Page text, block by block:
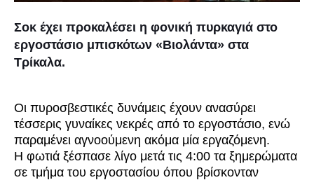
Σοκ έχει προκαλέσει η φονική πυρκαγιά στο
εργοστάσιο μπισκότων «Βιολάντα» στα
Τρίκαλα.
Οι πυροσβεστικές δυνάμεις έχουν ανασύρει
τέσσερις γυναίκες νεκρές από το εργοστάσιο, ενώ
παραμένει αγνοούμενη ακόμα μία εργαζόμενη.
Η φωτιά ξέσπασε λίγο μετά τις 4:00 τα ξημερώματα
σε τμήμα του εργοστασίου όπου βρίσκονταν